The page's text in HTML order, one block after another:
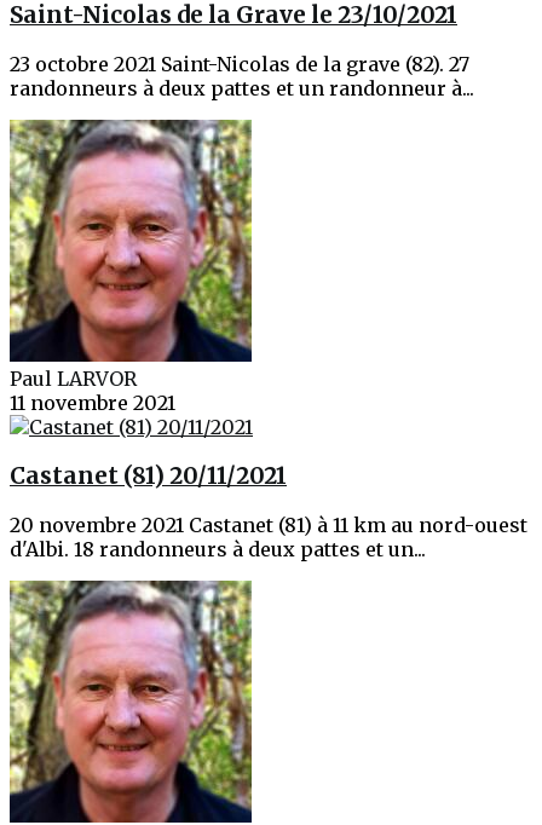
Saint-Nicolas de la Grave le 23/10/2021
23 octobre 2021 Saint-Nicolas de la grave (82). 27
randonneurs à deux pattes et un randonneur à...
Paul LARVOR
11 novembre 2021
Castanet (81) 20/11/2021
20 novembre 2021 Castanet (81) à 11 km au nord-ouest
d'Albi. 18 randonneurs à deux pattes et un...